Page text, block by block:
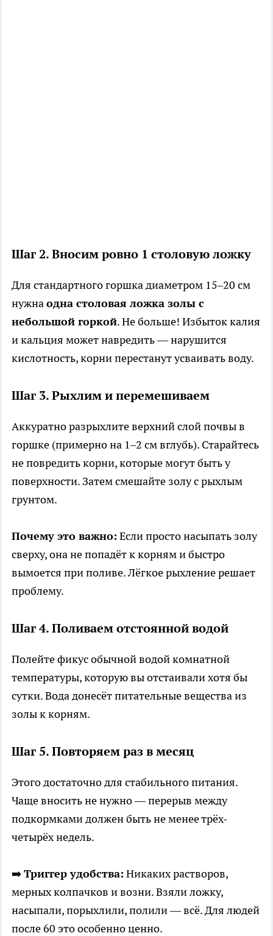
Шаг 2. Вносим ровно 1 столовую ложку
Для стандартного горшка диаметром 15–20 см
нужнаодна столовая ложка золы с
небольшой горкой. Не больше! Избыток калия
и кальция может навредить — нарушится
кислотность, корни перестанут усваивать воду.
Шаг 3. Рыхлим и перемешиваем
Аккуратно разрыхлите верхний слой почвы в
горшке (примерно на 1–2 см вглубь). Старайтесь
не повредить корни, которые могут быть у
поверхности. Затем смешайте золу с рыхлым
грунтом.
Почему это важно: Если просто насыпать золу
сверху, она не попадёт к корням и быстро
вымоется при поливе. Лёгкое рыхление решает
проблему.
Шаг 4. Поливаем отстоянной водой
Полейте фикус обычной водой комнатной
температуры, которую вы отстаивали хотя бы
сутки. Вода донесёт питательные вещества из
золы к корням.
Шаг 5. Повторяем раз в месяц
Этого достаточно для стабильного питания.
Чаще вносить не нужно — перерыв между
подкормками должен быть не менее трёх-
четырёх недель.
➡️Триггер удобства: Никаких растворов,
мерных колпачков и возни. Взяли ложку,
насыпали, порыхлили, полили — всё. Для людей
после 60 это особенно ценно.